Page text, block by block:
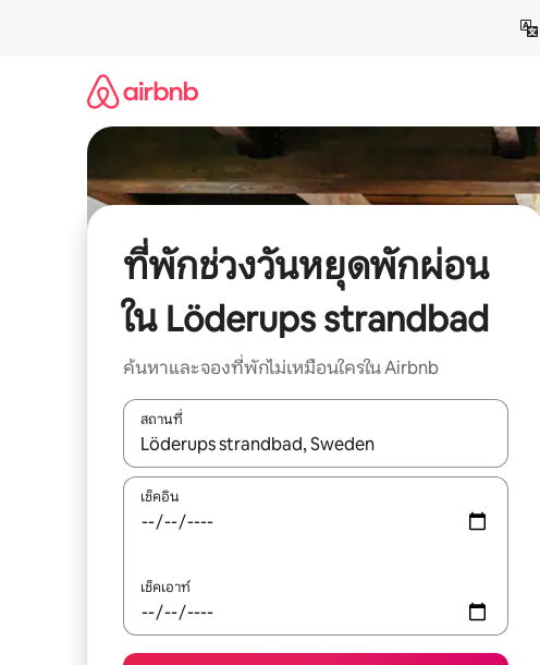
ที่พักช่วงวันหยุดพักผ่อน
ใน Löderups strandbad
ค้นหาและจองที่พักไม่เหมือนใครใน Airbnb
สถานที่
ใช้ลูกศรขึ้นลง หรือใช้การสัมผัสหรือปัด เพื่อสำรวจผลการค้นหา
เช็คอิน
เช็คเอาท์